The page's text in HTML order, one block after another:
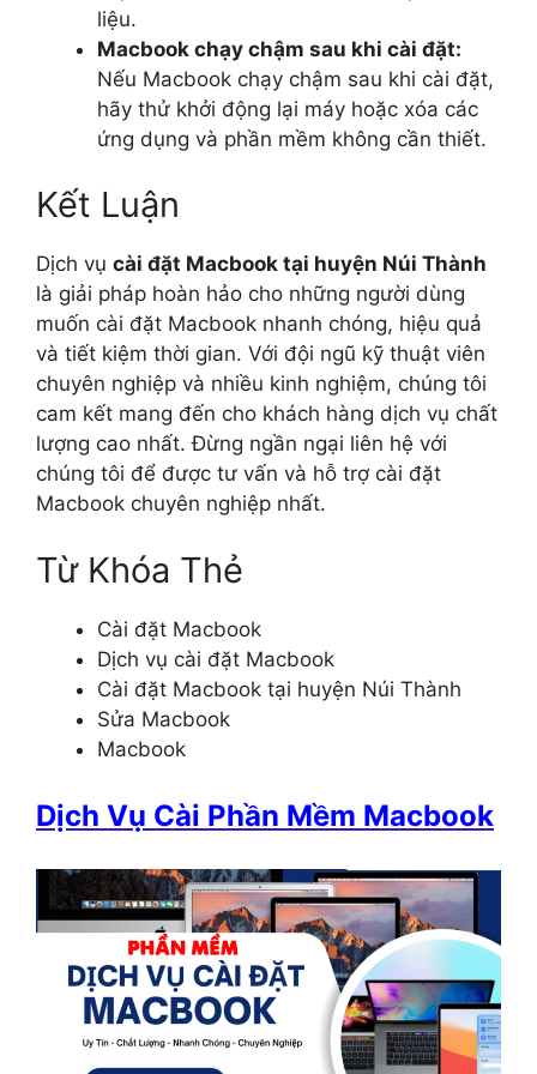
liệu.
Macbook chạy chậm sau khi cài đặt:
Nếu Macbook chạy chậm sau khi cài đặt,
hãy thử khởi động lại máy hoặc xóa các
ứng dụng và phần mềm không cần thiết.
Kết Luận
Dịch vụ cài đặt Macbook tại huyện Núi Thành
là giải pháp hoàn hảo cho những người dùng
muốn cài đặt Macbook nhanh chóng, hiệu quả
và tiết kiệm thời gian. Với đội ngũ kỹ thuật viên
chuyên nghiệp và nhiều kinh nghiệm, chúng tôi
cam kết mang đến cho khách hàng dịch vụ chất
lượng cao nhất. Đừng ngần ngại liên hệ với
chúng tôi để được tư vấn và hỗ trợ cài đặt
Macbook chuyên nghiệp nhất.
Từ Khóa Thẻ
Cài đặt Macbook
Dịch vụ cài đặt Macbook
Cài đặt Macbook tại huyện Núi Thành
Sửa Macbook
Macbook
Dịch Vụ Cài Phần Mềm Macbook